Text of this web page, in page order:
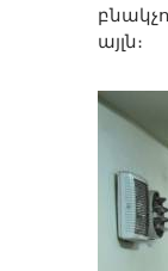
այլն։